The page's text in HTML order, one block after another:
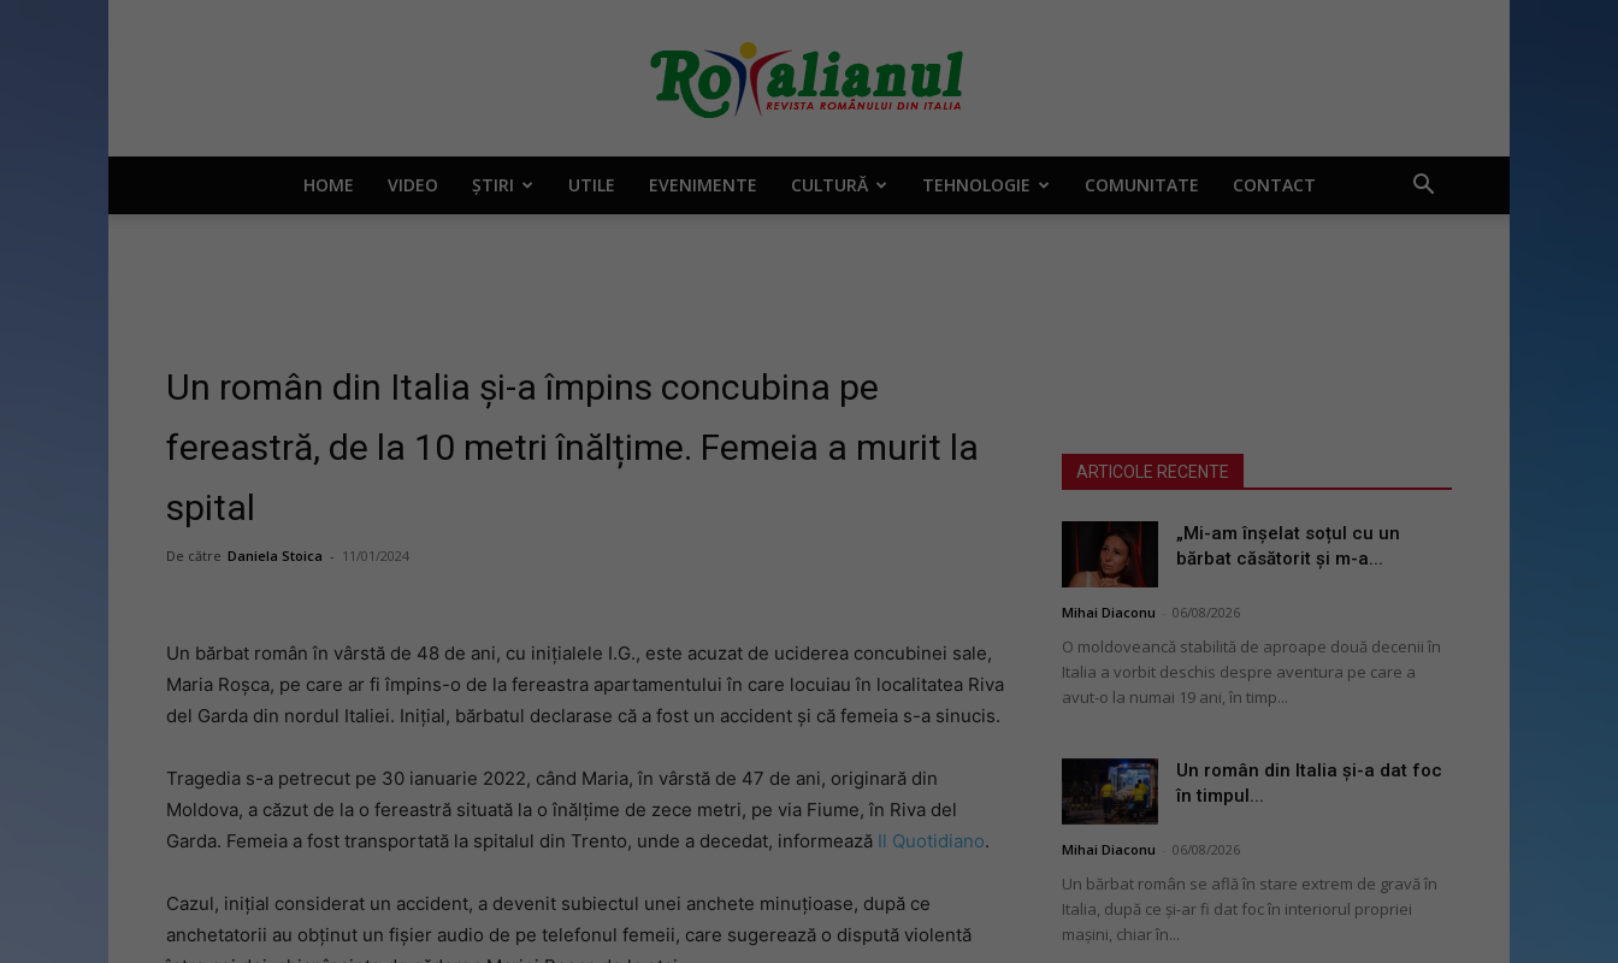
Rotalianul
românului
din
HOME VIDEO ȘTIRI UTILE EVENIMENTE CULTURĂ TEHNOLOGIE COMUNITATE CONTACT
Un român din Italia și-a împins concubina pe
fereastră, de la 10 metri înălțime. Femeia a murit la
spital
De către Daniela Stoica - 11/01/2024
Un bărbat român în vârstă de 48 de ani, cu inițialele I.G., este acuzat de uciderea concubinei sale,
Maria Roșca, pe care ar fi împins-o de la fereastra apartamentului în care locuiau în localitatea Riva
del Garda din nordul Italiei. Inițial, bărbatul declarase că a fost un accident și că femeia s-a sinucis.
Tragedia s-a petrecut pe 30 ianuarie 2022, când Maria, în vârstă de 47 de ani, originară din
Moldova, a căzut de la o fereastră situată la o înălțime de zece metri, pe via Fiume, în Riva del
Garda. Femeia a fost transportată la spitalul din Trento, unde a decedat, informează Il Quotidiano.
Cazul, inițial considerat un accident, a devenit subiectul unei anchete minuțioase, după ce
anchetatorii au obținut un fișier audio de pe telefonul femeii, care sugerează o dispută violentă
ARTICOLE RECENTE
„Mi-am înșelat soțul cu un
bărbat căsătorit și m-a...
Mihai Diaconu 06/08/2026
O moldoveancă stabilită de aproape două decenii în
Italia a vorbit deschis despre aventura pe care a
avut-o la numai 19 ani, în timp...
Un român din Italia și-a dat foc
în timpul...
Mihai Diaconu 06/08/2026
Un bărbat român se află în stare extrem de gravă în
Italia, după ce și-ar fi dat foc în interiorul propriei
mașini, chiar în...